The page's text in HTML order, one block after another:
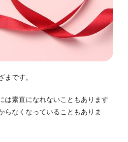
まです。
は素直になれないこともあります
らなくなっていることもありま